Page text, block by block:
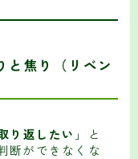
焦り（リベン
り返したい 」と
断ができなくな